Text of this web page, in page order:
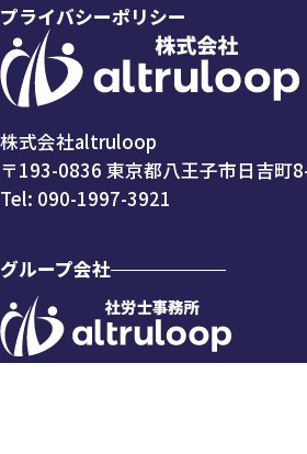
グループ会社
株式会社altruloop
〒193-0836 東京都八王子市日吉町
Tel: 090-1997-3921
プライバシーポリシー